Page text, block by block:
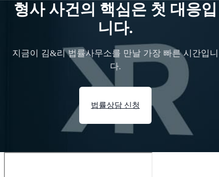
형사 사건의 핵심은 첫 대응입
니다.
지금이 김&리 법률사무소를 만날 가장 빠른 시간입니
다.
법률상담 신청